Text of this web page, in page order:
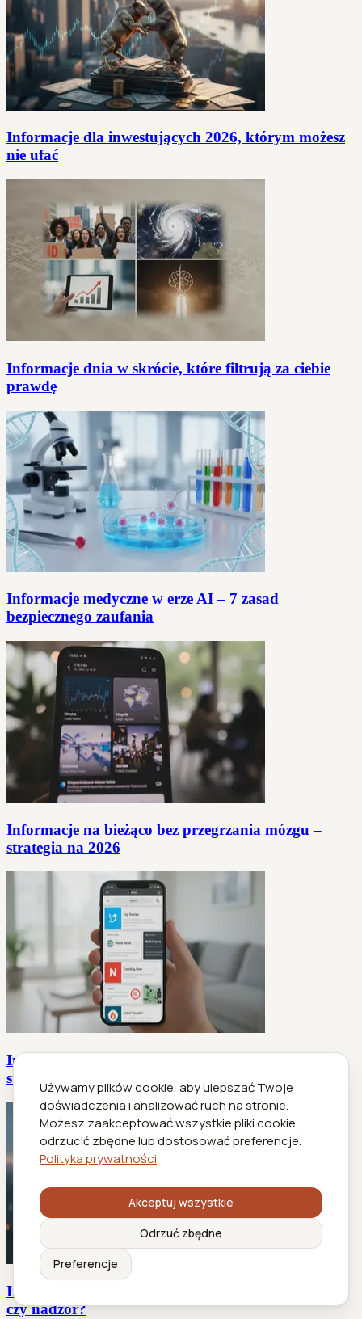
Używamy plików cookie, aby ulepszać Twoje
doświadczenia i analizować ruch na stronie.
Możesz zaakceptować wszystkie pliki cookie,
odrzucić zbędne lub dostosować preferencje.
Polityka prywatności
Akceptuj wszystkie
Odrzuć zbędne
Preferencje
Informacje dla inwestujących 2026, którym możesz
nie ufać
Informacje dnia w skrócie, które filtrują za ciebie
prawdę
Informacje medyczne w erze AI – 7 zasad
bezpiecznego zaufania
Informacje na bieżąco bez przegrzania mózgu –
strategia na 2026
Informacje o aplikacjach informacyjnych, które
sterują Twoim dniem
Informacje o aplikacjach mobilnych 2026: wygoda
czy nadzór?